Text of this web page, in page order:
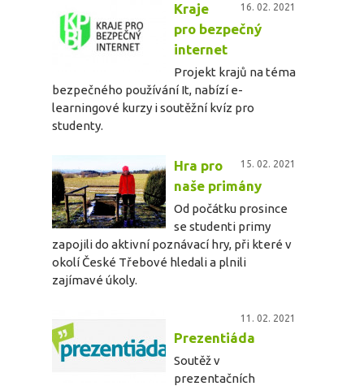
16. 02. 2021
Kraje
pro bezpečný
internet
Projekt krajů na téma
bezpečného používání It, nabízí e-
learningové kurzy i soutěžní kvíz pro
studenty.
15. 02. 2021
Hra pro
naše primány
Od počátku prosince
se studenti primy
zapojili do aktivní poznávací hry, při které v
okolí České Třebové hledali a plnili
zajímavé úkoly.
11. 02. 2021
Prezentiáda
Soutěž v
prezentačních